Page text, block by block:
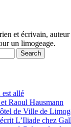
et écrivain,
un limogeage.
est allé
Raoul Hausmann
de Ville de
L’Iliade chez